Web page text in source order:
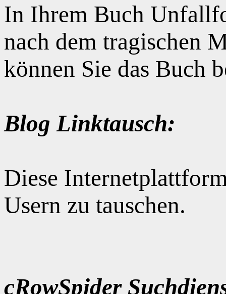
In Ihrem Buch
nach dem tragischen
können Sie das Buch
Blog Linktausch:
Diese
Usern zu tauschen.
cRowSpider